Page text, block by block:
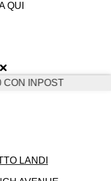
QUI
CON INPOST
LANDI